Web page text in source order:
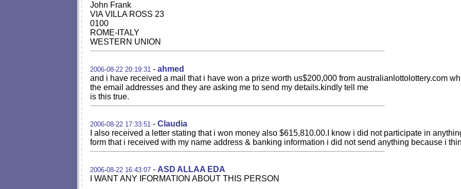
John Frank
VIA VILLA ROSS 23
0100
ROME-ITALY
WESTERN UNION
2006-08-22 20:19:31 - ahmed
and i have received a mail that i have won a prize worth us$200,000 from australianlottolottery.com
the email addresses and they are asking me to send my details.kindly tell me
is this true.
2006-08-22 17:33:51 - Claudia
I also received a letter stating that i won money also $615,810.00.I know i did not participate in
form that i received with my name address & banking information i did not send anything because i
2006-08-22 16:43:07 - ASD ALLAA EDA
I WANT ANY IFORMATION ABOUT THIS PERSON